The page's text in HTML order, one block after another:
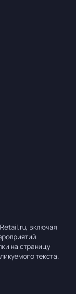
включая
на страницу
текста.